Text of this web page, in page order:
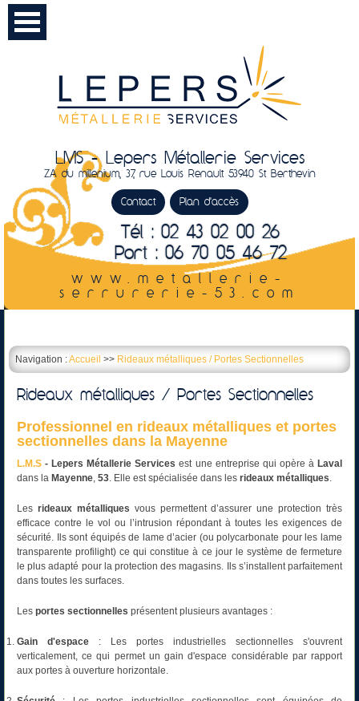
LMS - Lepers Métallerie Services
ZA du millenium, 37, rue Louis Renault 53940 St Berthevin
Contact Plan d'accès
Tél : 02 43 02 00 26
Port : 06 70 05 46 72
www.metallerie-
serrurerie-53.com
Navigation :Accueil >> Rideaux métalliques / Portes Sectionnelles
Rideaux métalliques / Portes Sectionnelles
Professionnel en rideaux métalliques et portes
sectionnelles dans la Mayenne
L.M.S - Lepers MétallerieServicesest une entreprise qui opère à Laval
dans la Mayenne, 53. Elle est spécialisée dans les rideaux métalliques.
Les rideaux métalliques vous permettent d’assurer une protection très
efficace contre le vol ou l’intrusion répondant à toutes les exigences de
sécurité. Ils sont équipés de lame d’acier (ou polycarbonate pour les lame
transparente profilight) ce qui constitue à ce jour le système de fermeture
le plus adapté pour la protection des magasins. Ils s’installent parfaitement
dans toutes les surfaces.
Les portes sectionnelles présentent plusieurs avantages :
Gain d'espace : Les portes industrielles sectionnelles s'ouvrent
verticalement, ce qui permet un gain d'espace considérable par rapport
aux portes à ouverture horizontale.